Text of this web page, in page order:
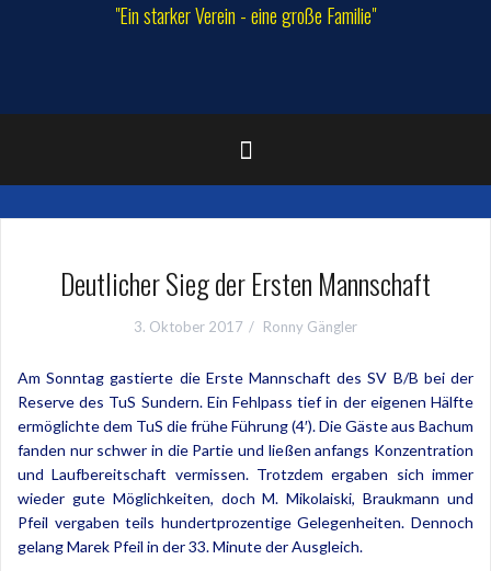
"Ein starker Verein - eine große Familie"
Deutlicher Sieg der Ersten Mannschaft
3. Oktober 2017 Ronny Gängler
Am Sonntag gastierte die Erste Mannschaft des SV B/B bei der
Reserve des TuS Sundern. Ein Fehlpass tief in der eigenen Hälfte
ermöglichte dem TuS die frühe Führung (4′). Die Gäste aus Bachum
fanden nur schwer in die Partie und ließen anfangs Konzentration
und Laufbereitschaft vermissen. Trotzdem ergaben sich immer
wieder gute Möglichkeiten, doch M. Mikolaiski, Braukmann und
Pfeil vergaben teils hundertprozentige Gelegenheiten. Dennoch
gelang Marek Pfeil in der 33. Minute der Ausgleich.